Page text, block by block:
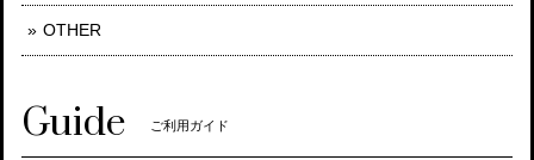
OTHER
Guide ご利用ガイド